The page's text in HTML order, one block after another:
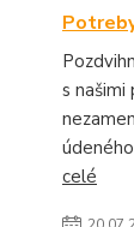
s
celé